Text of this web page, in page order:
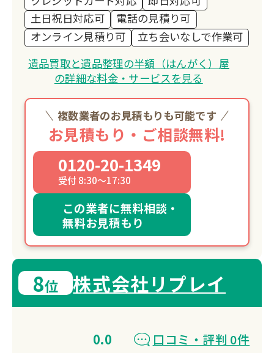
土日祝日対応可
電話の見積り可
オンライン見積り可
立ち会いなしで作業可
遺品買取と遺品整理の半額（はんがく）屋
の詳細な料金・サービスを見る
複数業者のお見積もりも可能です
お見積もり・ご相談無料!
0120-20-1349
受付 8:30～17:30
この業者に無料相談・
無料お見積もり
8位 株式会社リプレイ
0.0
口コミ・評判 0件